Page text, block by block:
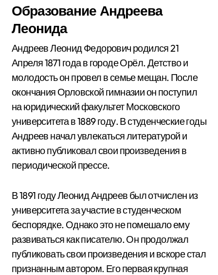
Образование Андреева
Леонида
Андреев Леонид Федорович родился 21
Апреля 1871 года в городе Орёл. Детство и
молодость он провел в семье мещан. После
окончания Орловской гимназии он поступил
на юридический факультет Московского
университета в 1889 году. В студенческие годы
Андреев начал увлекаться литературой и
активно публиковал свои произведения в
периодической прессе.
В 1891 году Леонид Андреев был отчислен из
университета за участие в студенческом
беспорядке. Однако это не помешало ему
развиваться как писателю. Он продолжал
публиковать свои произведения и вскоре стал
признанным автором. Его первая крупная